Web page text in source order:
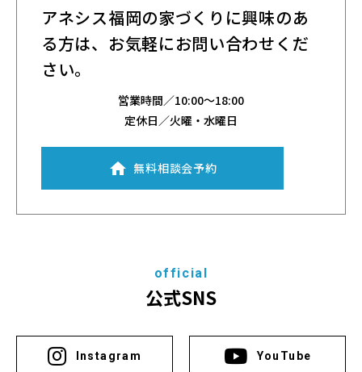
アネシス福岡の家づくりに興味のあ
る方は、 お気軽にお問い合わせくだ
さい。
営業時間／10:00～18:00
定休日／火曜・水曜日
無料相談会予約
official
公式SNS
Instagram YouTube